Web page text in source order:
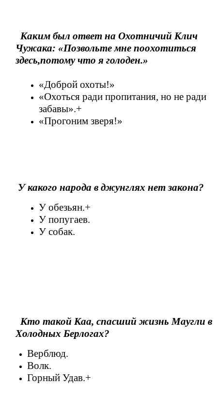
Каким был ответ на Охотничий Клич
Чужака: «Позвольте мне поохотиться
здесь,потому что я голоден.»
«Доброй охоты!»
«Охоться ради пропитания, но не ради
забавы».+
«Прогоним зверя!»
У какого народа в джунглях нет закона?
У обезьян.+
У попугаев.
У собак.
Кто такой Каа, спасший жизнь Маугли в
Холодных Берлогах?
Верблюд.
Волк.
Горный Удав.+